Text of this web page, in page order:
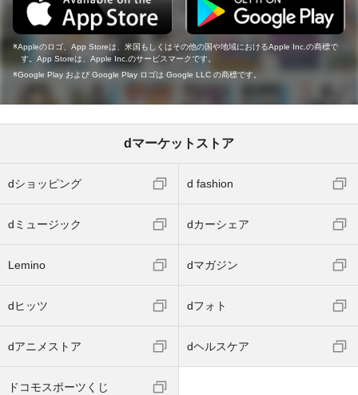
Appleのロゴ、App Storeは、米国もしくはその他の国や地域におけるApple Inc.の商標で
す。App Storeは、Apple Inc.のサービスマークです。
Google Play および Google Play ロゴは Google LLC の商標です。
dマーケットストア
dショッピング d fashion
dミュージック dカーシェア
Lemino dマガジン
dヒッツ dフォト
dアニメストア dヘルスケア
ドコモスポーツくじ